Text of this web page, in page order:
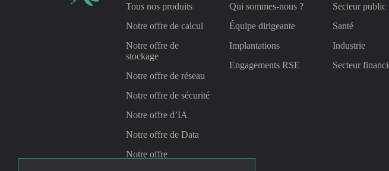
Tous nos produits
Notre offre de calcul
Notre offre de
stockage
Notre offre de réseau
Notre offre de sécurité
Notre offre d’IA
Notre offre de Data
Notre offre
Qui sommes-nous ?
Équipe dirigeante
Implantations
Engagements RSE
Secteur public
Santé
Industrie
Secteur